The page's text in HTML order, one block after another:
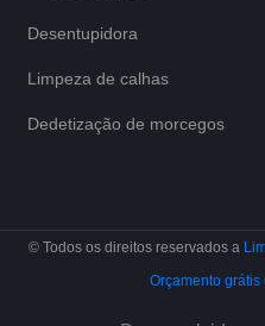
Desentupidora
Limpeza de calhas
Dedetização de morcegos
© Todos os direitos reservados a
Orçamento grátis